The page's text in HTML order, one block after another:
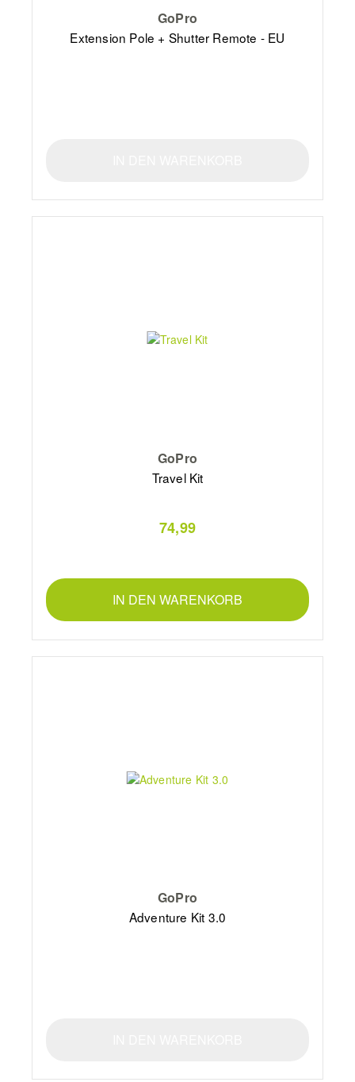
GoPro
Extension Pole + Shutter Remote - EU
GoPro
Travel Kit
74,99
IN DEN WARENKORB
GoPro
Adventure Kit 3.0